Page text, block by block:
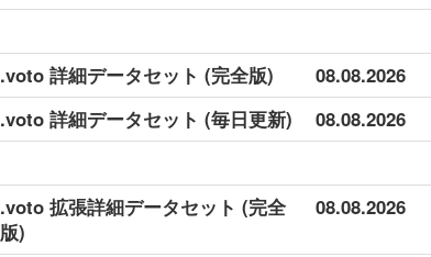
.voto 詳細データセット (完全版) 08.08.2026
.voto 詳細データセット (毎日更新) 08.08.2026
.voto 拡張詳細データセット (完全
版)
08.08.2026